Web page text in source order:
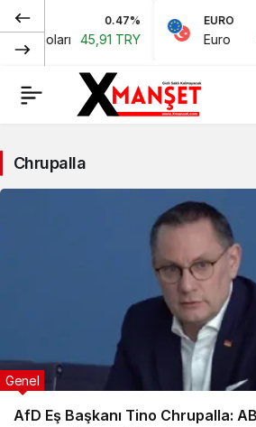
0.47%
Doları 45,91 TRY
EURO
Euro
Chrupalla
AfD Eş Başkanı Tino Chrupalla:
Genel